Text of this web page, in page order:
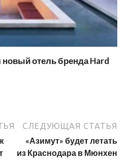
отель бренда Hard
СЛЕДУЮЩАЯ СТАТЬЯ
«Азимут» будет летать
из Краснодара в Мюнхен